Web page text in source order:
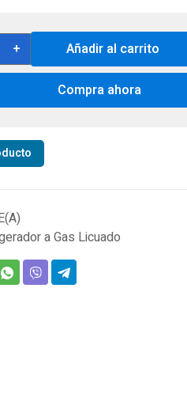
+ Añadir al carrito
Compra ahora
a Gas Licuado